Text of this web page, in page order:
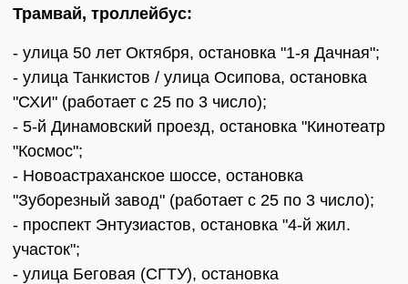
Трамвай, троллейбус:
- улица 50 лет Октября, остановка "1-я Дачная";
- улица Танкистов / улица Осипова, остановка
"СХИ" (работает с 25 по 3 число);
- 5-й Динамовский проезд, остановка "Кинотеатр
"Космос";
- Новоастраханское шоссе, остановка
"Зуборезный завод" (работает с 25 по 3 число);
- проспект Энтузиастов, остановка "4-й жил.
участок";
- улица Беговая (СГТУ), остановка